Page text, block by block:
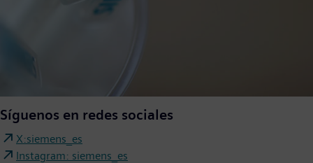
Síguenos en redes sociales
X:siemens_es
Instagram: siemens_es